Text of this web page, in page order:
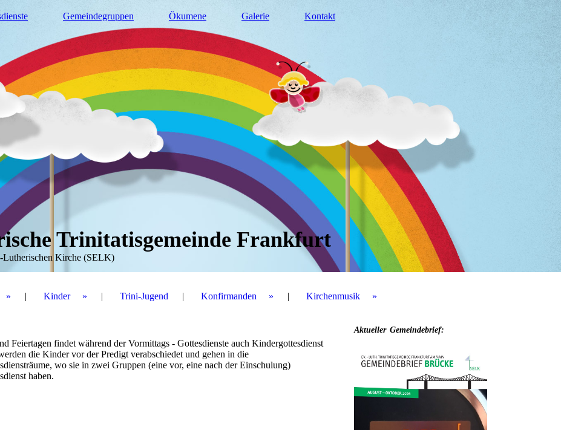
Gemeindegruppen Ökumene Galerie Kontakt
Trinitatisgemeinde Frankfurt
Lutherischen Kirche (SELK)
Kinder Trini-Jugend Konfirmanden Kirchenmusik
Feiertagen findet während der Vormittags - Gottesdienste auch Kindergottesdienst
die Kinder vor der Predigt verabschiedet und gehen in die
wo sie in zwei Gruppen (eine vor, eine nach der Einschulung)
haben.
Aktueller Gemeindebrief: